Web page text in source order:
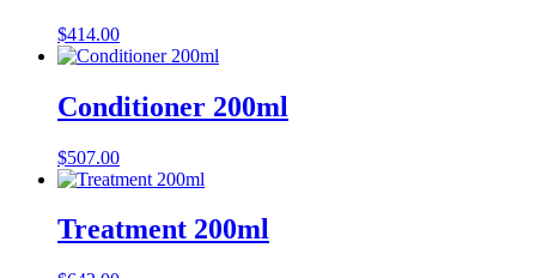
$414.00
Conditioner 200ml
$507.00
Treatment 200ml